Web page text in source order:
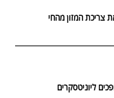
צריכת המזון מהחי